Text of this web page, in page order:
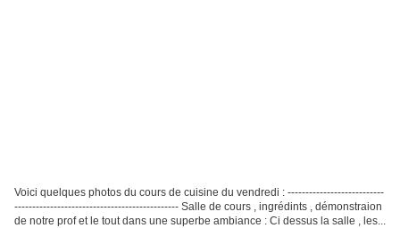
Voici quelques photos du cours de cuisine du vendredi : ---------------------------
---------------------------------------------- Salle de cours , ingrédints , démonstraion
de notre prof et le tout dans une superbe ambiance : Ci dessus la salle , les...